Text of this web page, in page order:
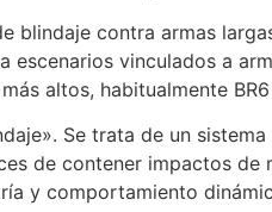
blindaje contra armas
escenarios vinculados a
altos, habitualmente
Se trata de un
de contener impactos
y comportamiento